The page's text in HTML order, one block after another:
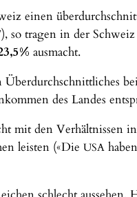
einen
so tragen in der
ausmacht.
des Landes
mit den Verhältnissen
leisten («Die USA